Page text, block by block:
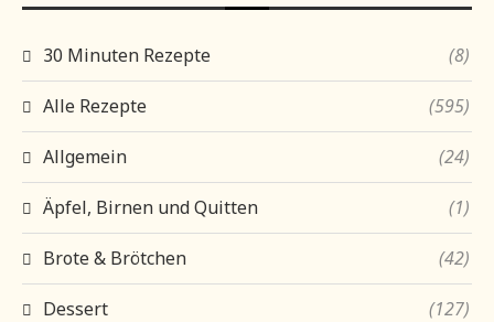
30 Minuten Rezepte (8)
Alle Rezepte (595)
Allgemein (24)
Äpfel, Birnen und Quitten (1)
Brote & Brötchen (42)
Dessert (127)